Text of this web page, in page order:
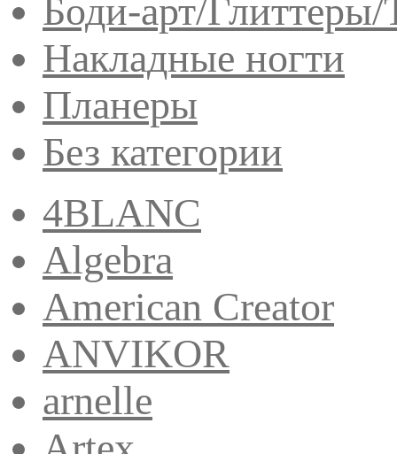
Боди-арт/
Накладные ногти
Планеры
Без категории
4BLANC
Algebra
American Creator
ANVIKOR
arnelle